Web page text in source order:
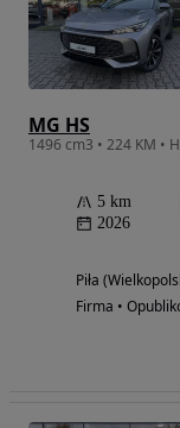
MG HS
1496 cm3 • 224 KM •
5 km
2026
Piła
Firma •